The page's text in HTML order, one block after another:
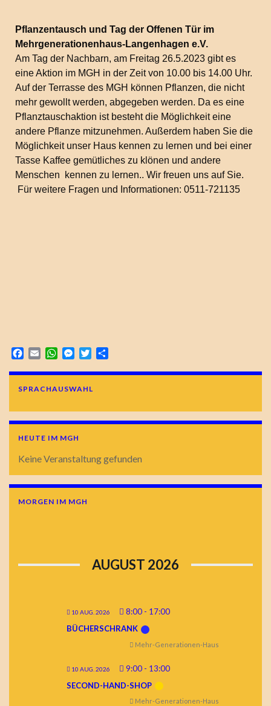
Pflanzentausch und Tag der Offenen Tür im
Mehrgenerationenhaus-Langenhagen e.V.
Am Tag der Nachbarn, am Freitag 26.5.2023 gibt es
eine Aktion im MGH in der Zeit von 10.00 bis 14.00 Uhr.
Auf der Terrasse des MGH können Pflanzen, die nicht
mehr gewollt werden, abgegeben werden. Da es eine
Pflanztauschaktion ist besteht die Möglichkeit eine
andere Pflanze mitzunehmen. Außerdem haben Sie die
Möglichkeit unser Haus kennen zu lernen und bei einer
Tasse Kaffee gemütliches zu klönen und andere
Menschen kennen zu lernen.. Wir freuen uns auf Sie.
Für weitere Fragen und Informationen: 0511-721135
Facebook
Email WhatsApp
Messenger
Twitter
SPRACHAUSWAHL
HEUTE IM MGH
Keine Veranstaltung gefunden
MORGEN IM MGH
AUGUST 2026
10 AUG. 2026 8:00 - 17:00
BÜCHERSCHRANK
Mehr-Generationen-Haus
10 AUG. 2026 9:00 - 13:00
SECOND-HAND-SHOP
Mehr-Generationen-Haus